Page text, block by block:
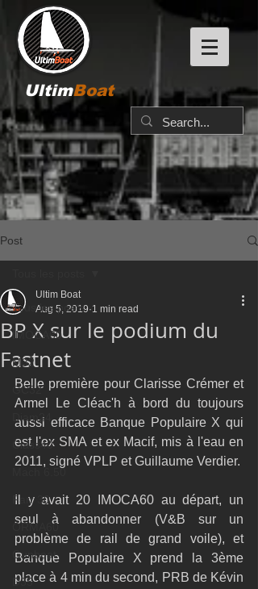
UltimBoat
Post
Tous les posts
IMOCA60
M32
GC32
Diam24
Class40
Mach 6.50
Farr 30
ORMA60
Gunboat
D35
BP X sur le podium du
Fastnet
Ultim Boat
Aug 5, 2019 1 min read
Belle première pour Clarisse Crémer et
Armel Le Cléac'h à bord du toujours
aussi efficace Banque Populaire X qui
est l'ex SMA et ex Macif, mis à l'eau en
2011, signé VPLP et Guillaume Verdier.
Il y avait 20 IMOCA60 au départ, un
seul à abandonner (V&B sur un
problème de rail de grand voile), et
Banque Populaire X prend la 3ème
place à 4 min du second, PRB de Kévin